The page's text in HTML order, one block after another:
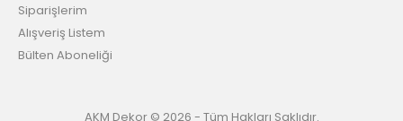
Siparişlerim
Alışveriş Listem
Bülten Aboneliği
AKM Dekor © 2026 - Tüm Hakları Saklıdır.